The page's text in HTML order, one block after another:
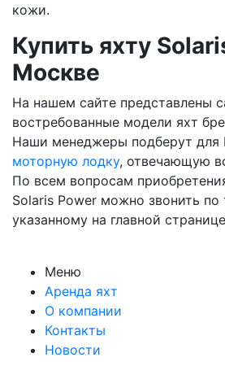
кожи.
Купить яхту
Москве
На нашем сайте представлены
востребованные модели яхт
Наши менеджеры подберут для
моторную лодку, отвечающую
По всем вопросам
Solaris Power можно звонить по
указанному на главной
Меню
Аренда яхт
О компании
Контакты
Новости